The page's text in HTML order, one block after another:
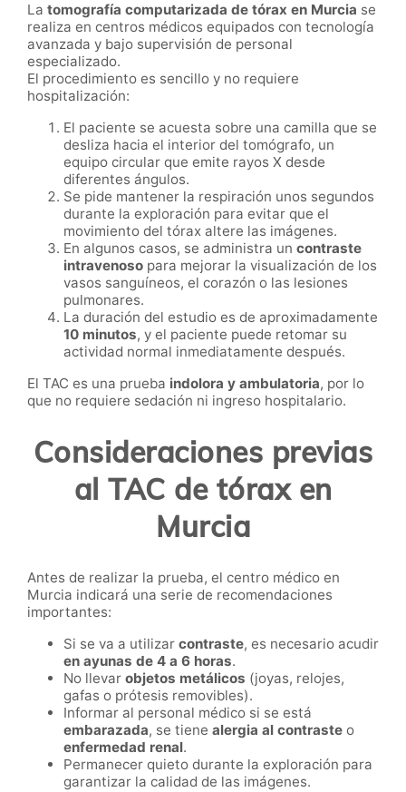
La tomografía computarizada de tórax en Murcia se
realiza en centros médicos equipados con tecnología
avanzada y bajo supervisión de personal
especializado.
El procedimiento es sencillo y no requiere
hospitalización:
El paciente se acuesta sobre una camilla que se
desliza hacia el interior del tomógrafo, un
equipo circular que emite rayos X desde
diferentes ángulos.
Se pide mantener la respiración unos segundos
durante la exploración para evitar que el
movimiento del tórax altere las imágenes.
En algunos casos, se administra un contraste
intravenoso para mejorar la visualización de los
vasos sanguíneos, el corazón o las lesiones
pulmonares.
La duración del estudio es de aproximadamente
10 minutos, y el paciente puede retomar su
actividad normal inmediatamente después.
El TAC es una prueba indolora y ambulatoria, por lo
que no requiere sedación ni ingreso hospitalario.
Consideraciones previas
al TAC de tórax en
Murcia
Antes de realizar la prueba, el centro médico en
Murcia indicará una serie de recomendaciones
importantes:
Si se va a utilizar contraste, es necesario acudir
en ayunas de 4 a 6 horas.
No llevar objetos metálicos (joyas, relojes,
gafas o prótesis removibles).
Informar al personal médico si se está
embarazada, se tiene alergia al contraste o
enfermedad renal.
Permanecer quieto durante la exploración para
garantizar la calidad de las imágenes.